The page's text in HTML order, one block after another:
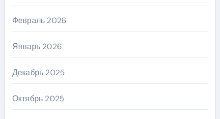
Февраль 2026
Январь 2026
Декабрь 2025
Октябрь 2025